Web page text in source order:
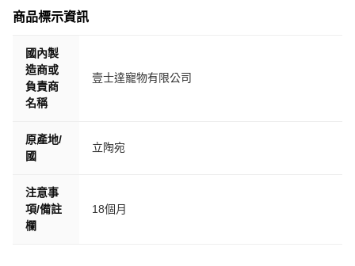
商品標示資訊
國內製
造商或
負責商
名稱
壹士達寵物有限公司
原產地/
國
立陶宛
注意事
項/備註
欄
18個月